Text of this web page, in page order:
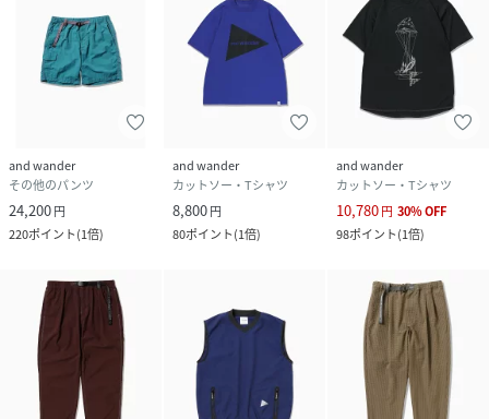
and wander
その他のパンツ
24,200円
220ポイント(1倍)
and wander
カットソー・Tシャツ
8,800円
80ポイント(1倍)
and wander
カットソー・Tシャツ
10,780円 30%OFF
98ポイント(1倍)